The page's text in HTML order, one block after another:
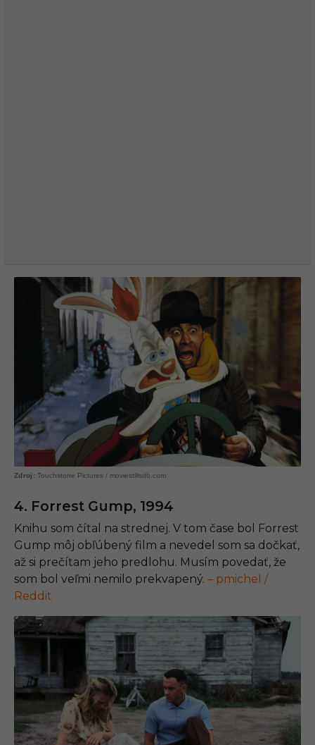
Touchstone Pictures / moviestillsdb.com
4. Forrest Gump, 1994
Knihu som čítal na strednej. V tom čase bol Forrest
Gump môj obľúbený film a nevedel som sa dočkať,
až si prečítam jeho predlohu. Musím povedať, že
som bol veľmi nemilo prekvapený. – pmichel /
Reddit